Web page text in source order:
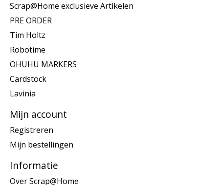
Scrap@Home exclusieve Artikelen
PRE ORDER
Tim Holtz
Robotime
OHUHU MARKERS
Cardstock
Lavinia
Mijn account
Registreren
Mijn bestellingen
Informatie
Over Scrap@Home